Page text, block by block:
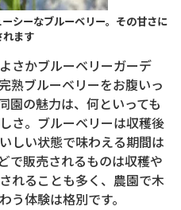
シーなブルーベリー。その甘さに
れます
さかブルーベリーガーデ
熟ブルーベリーをお腹いっ
園の魅力は、何といっても
さ。ブルーベリーは収穫後
しい状態で味わえる期間は
で販売されるものは収穫や
れることも多く、農園で木
う体験は格別です。